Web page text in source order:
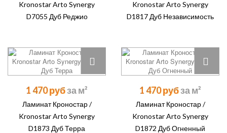
Kronostar Arto Synergy
D7055 Дуб Реджио
Kronostar Arto Synergy
D1817 Дуб Независимость
1 470 руб
Ламинат Кроностар /
Kronostar Arto Synergy
D1873 Дуб Терра
1 470 руб
Ламинат Кроностар /
Kronostar Arto Synergy
D1872 Дуб Огненный